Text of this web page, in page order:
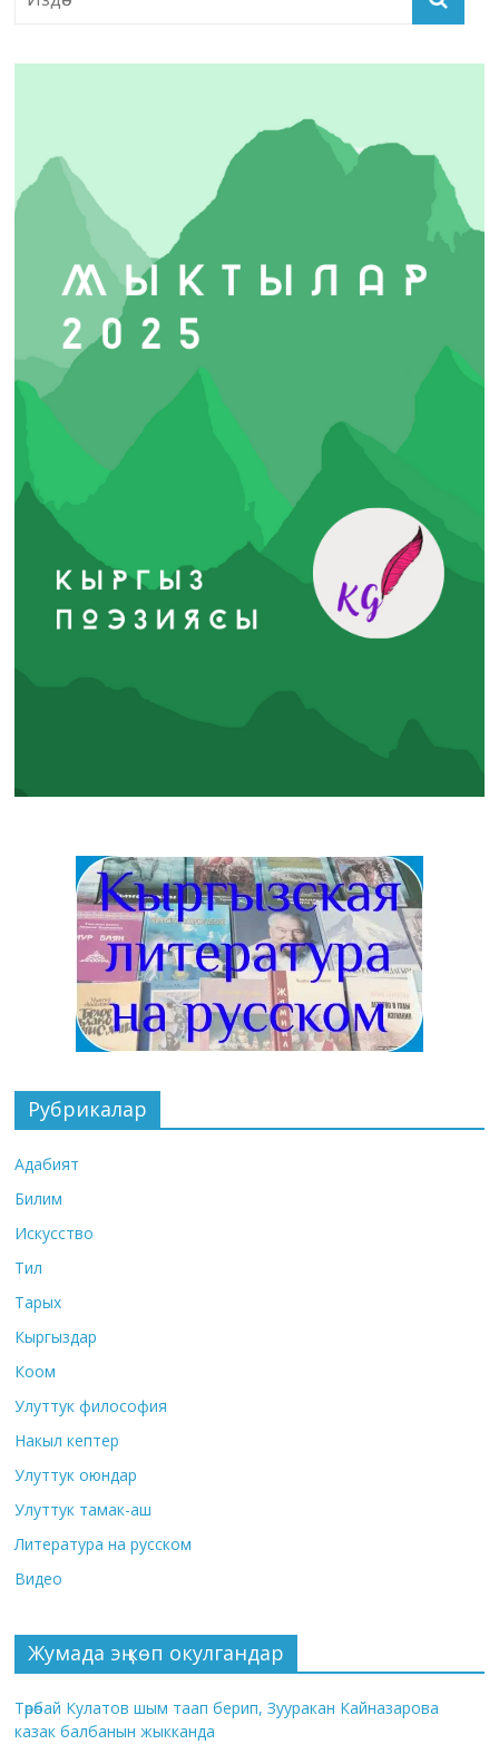
Рубрикалар
Адабият
Билим
Искусство
Тил
Тарых
Кыргыздар
Коом
Улуттук философия
Накыл кептер
Улуттук оюндар
Улуттук тамак-аш
Литература на русском
Видео
Жумада эң көп окулгандар
Төрөбай Кулатов шым таап берип, Зууракан Кайназарова
казак балбанын жыкканда